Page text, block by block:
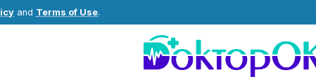
and Terms of Use.